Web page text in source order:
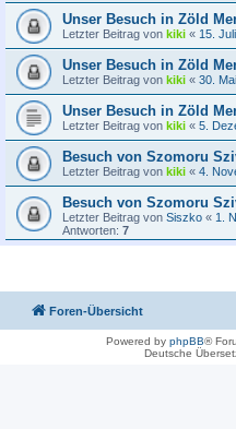
Unser Besuch in Zöld
Letzter Beitrag von kiki « 15.
Unser Besuch in Zöld
Letzter Beitrag von kiki « 30.
Unser Besuch in Zöld
Letzter Beitrag von kiki « 5.
Besuch von Szomoru
Letzter Beitrag von kiki « 4.
Besuch von Szomoru
Letzter Beitrag von Siszko « 1.
Antworten: 7
Foren-Übersicht
Powered by phpBB®
Deutsche